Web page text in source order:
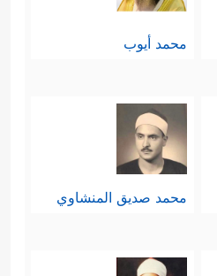
محمد أيوب
محمد صديق المنشاوي